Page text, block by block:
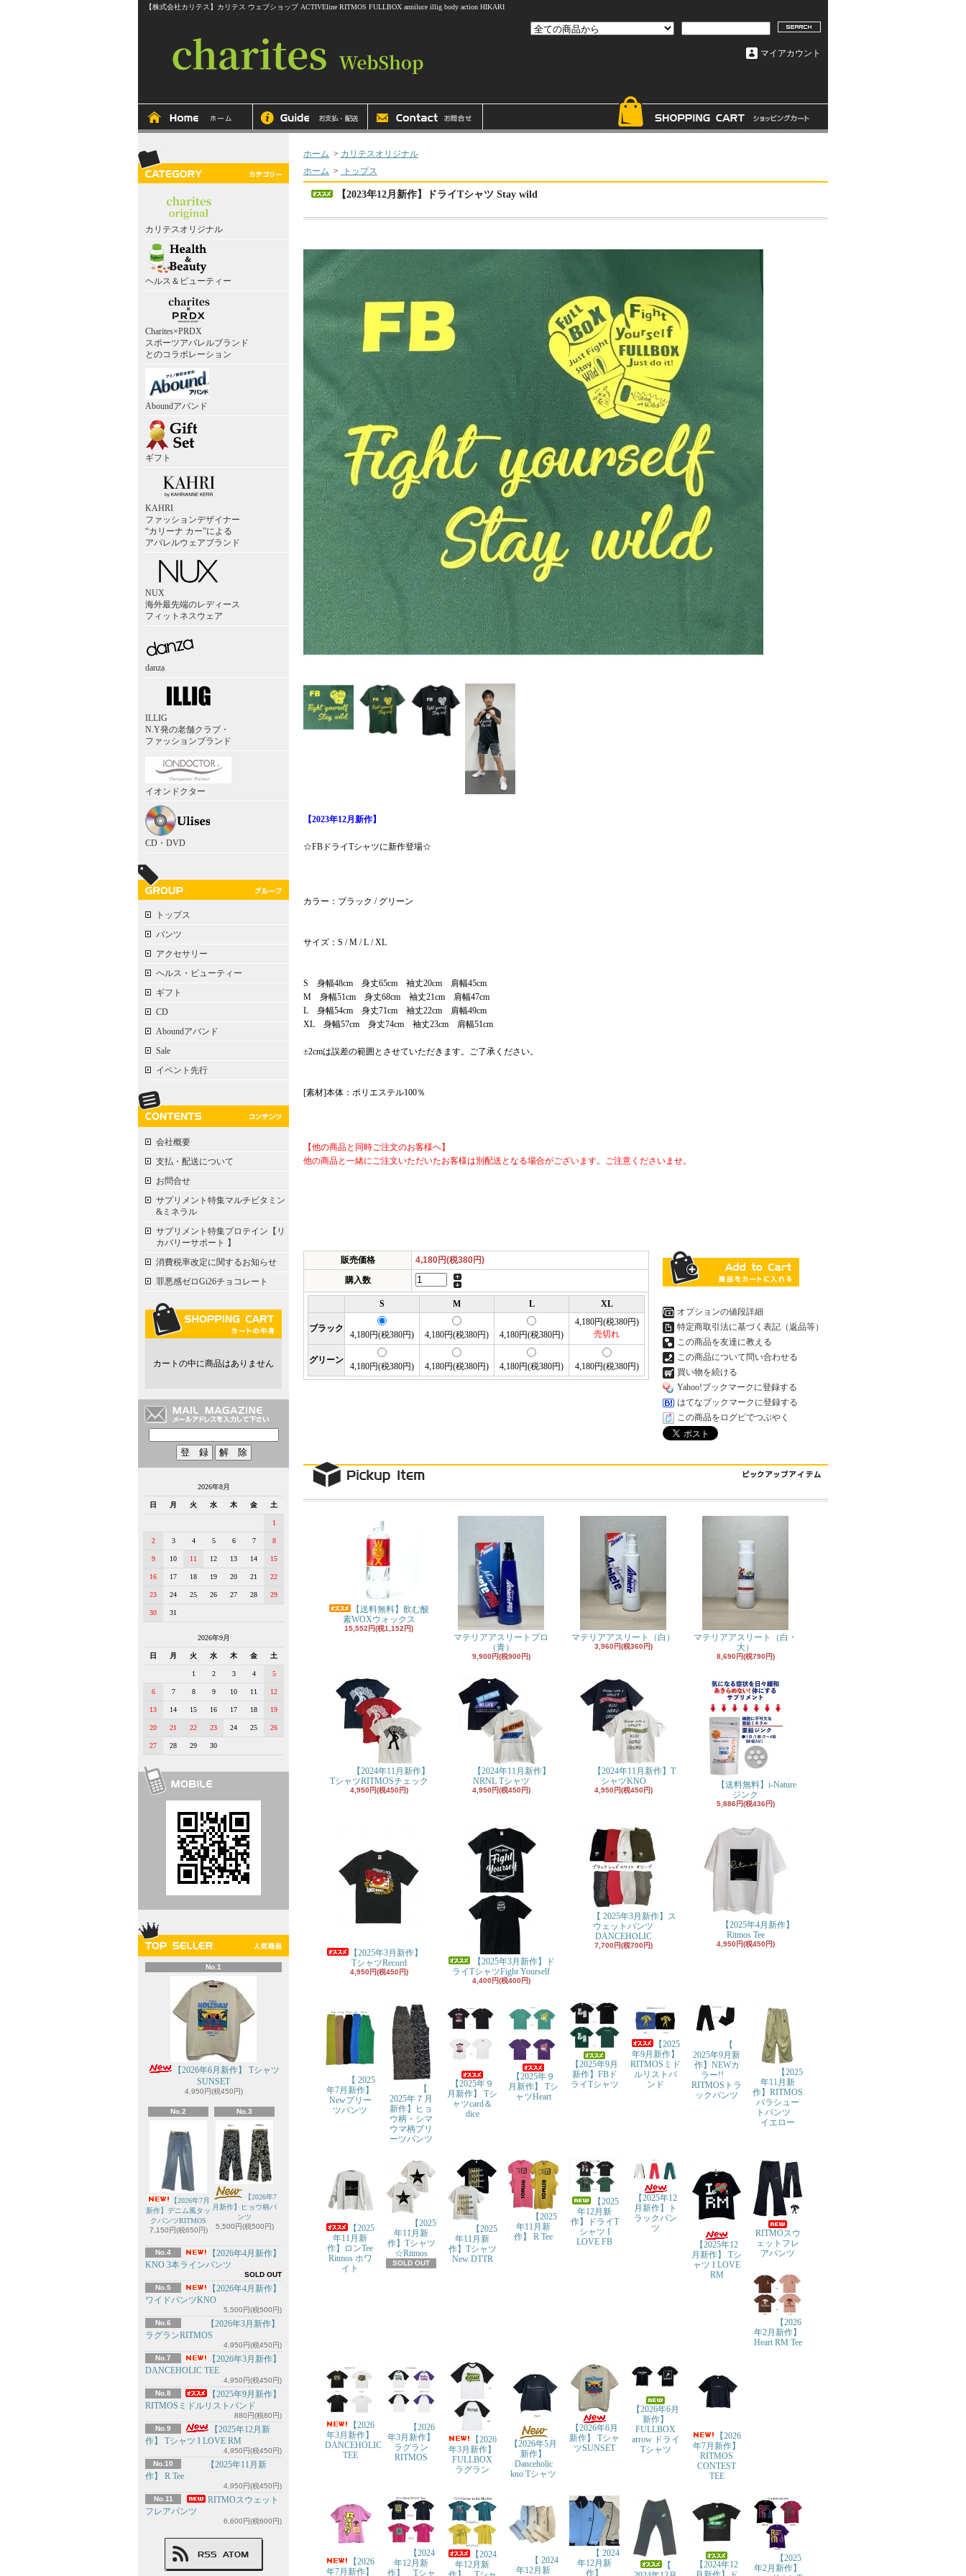
【株式会社カリテス】カリテス ウェブショップ ACTIVEline RITMOS FULLBOX anniluce illig body action HIKARI
マイアカウント
カリテスオリジナル
ヘルス＆ビューティー
Charites×PRDX
スポーツアパレルブランド
とのコラボレーション
Aboundアバンド
ギフト
KAHRI
ファッションデザイナー
“カリーナ カー”による
アパレルウェアブランド
NUX
海外最先端のレディース
フィットネスウェア
danza
ILLIG
N.Y発の老舗クラブ・
ファッションブランド
イオンドクター
CD・DVD
トップス
パンツ
アクセサリー
ヘルス・ビューティー
ギフト
CD
Aboundアバンド
Sale
イベント先行
会社概要
支払・配送について
お問合せ
サプリメント特集マルチビタミン
&ミネラル
サプリメント特集プロテイン【リ
カバリーサポート 】
消費税率改定に関するお知らせ
罪悪感ゼロGi26チョコレート
カートの中に商品はありません
2026年8月
日 月 火 水 木 金 土
1
2 3 4 5 6 7 8
9 10 11 12 13 14 15
16 17 18 19 20 21 22
23 24 25 26 27 28 29
30 31
2026年9月
日 月 火 水 木 金 土
1 2 3 4 5
6 7 8 9 10 11 12
13 14 15 16 17 18 19
20 21 22 23 24 25 26
27 28 29 30
No.1
【2026年6月新作】 Tシャツ
SUNSET
4,950円(税450円)
No.2
【2026年7月
新作】デニム風タッ
クパンツRITMOS
7,150円(税650円)
No.3
【2026年7
月新作】ヒョウ柄パ
ンツ
5,500円(税500円)
No.4
【2026年4月新作】
KNO 3本ラインパンツ
SOLD OUT
No.5
【2026年4月新作】
ワイドパンツKNO
5,500円(税500円)
No.6
【2026年3月新作】
ラグランRITMOS
4,950円(税450円)
No.7
【2026年3月新作】
DANCEHOLIC TEE
4,950円(税450円)
No.8
【2025年9月新作】
RITMOSミドルリストバンド
880円(税80円)
No.9
【2025年12月新
作】 Tシャツ I LOVE RM
4,950円(税450円)
No.10
【2025年11月新
作】 R Tee
4,950円(税450円)
No.11
RITMOスウェット
フレアパンツ
6,600円(税600円)
ホーム > カリテスオリジナル
ホーム > トップス
【2023年12月新作】ドライTシャツ Stay wild
【2023年12月新作】
☆FBドライTシャツに新作登場☆
カラー：ブラック / グリーン
サイズ：S / M / L / XL
S 身幅48cm 身丈65cm 袖丈20cm 肩幅45cm
M 身幅51cm 身丈68cm 袖丈21cm 肩幅47cm
L 身幅54cm 身丈71cm 袖丈22cm 肩幅49cm
XL 身幅57cm 身丈74cm 袖丈23cm 肩幅51cm
±2cmは誤差の範囲とさせていただきます。ご了承ください。
[素材]本体：ポリエステル100％
【他の商品と同時ご注文のお客様へ】
他の商品と一緒にご注文いただいたお客様は別配送となる場合がございます。ご注意くださいませ。
販売価格
4,180円(税380円)
購入数
S M L XL
ブラック
4,180円(税380円) 4,180円(税380円) 4,180円(税380円)
4,180円(税380円)
売切れ
グリーン
4,180円(税380円) 4,180円(税380円) 4,180円(税380円) 4,180円(税380円)
オプションの値段詳細
特定商取引法に基づく表記（返品等）
この商品を友達に教える
この商品について問い合わせる
買い物を続ける
Yahoo!ブックマークに登録する
はてなブックマークに登録する
この商品をログピでつぶやく
【送料無料】飲む酸
素WOXウォックス
15,552円(税1,152円)
マテリアアスリートプロ
（青）
9,900円(税900円)
マテリアアスリート（白）
3,960円(税360円)
マテリアアスリート（白・
大）
8,690円(税790円)
【2024年11月新作】
TシャツRITMOSチェック
4,950円(税450円)
【2024年11月新作】
NRNL Tシャツ
4,950円(税450円)
【2024年11月新作】T
シャツKNO
4,950円(税450円)
【送料無料】i-Nature
ジンク
5,886円(税436円)
【2025年3月新作】
TシャツRecord
4,950円(税450円)
【2025年3月新作】ド
ライTシャツFight Yourself
4,400円(税400円)
【 2025年3月新作】ス
ウェットパンツ
DANCEHOLIC
7,700円(税700円)
【2025年4月新作】
Ritmos Tee
4,950円(税450円)
【 2025
年7月新作】
Newプリー
ツパンツ
【
2025年７月
新作】ヒョ
ウ柄・シマ
ウマ柄プリ
ーツパンツ
【2025年９
月新作】 Tシ
ャツcard＆
dice
【2025年９
月新作】 Tシ
ャツHeart
【2025年9月
新作】FBド
ライTシャツ
【2025
年9月新作】
RITMOSミド
ルリストバ
ンド
【
2025年9月新
作】NEWカ
ラー!!
RITMOSトラ
ックパンツ
【2025
年11月新
作】RITMOS
パラシュー
トパンツ
イエロー
【2025
年11月新
作】ロンTee
Ritmos ホワ
イト
【2025
年11月新
作】Tシャツ
☆Ritmos
SOLD OUT
【2025
年11月新
作】Tシャツ
New DTTR
【2025
年11月新
作】 R Tee
【2025
年12月新
作】ドライT
シャツ I
LOVE FB
【2025年12
月新作】ト
ラックパン
ツ
【2025年12
月新作】 Tシ
ャツ I LOVE
RM
RITMOスウ
ェットフレ
アパンツ
【2026
年2月新作】
Heart RM Tee
【2026
年3月新作】
DANCEHOLIC
TEE
【2026
年3月新作】
ラグラン
RITMOS
【2026
年3月新作】
FULLBOX
ラグラン
【2026年5月
新作】
Danceholic
kno Tシャツ
【2026年6月
新作】 Tシャ
ツSUNSET
【2026年6月
新作】
FULLBOX
arrow ドライ
Tシャツ
【2026
年7月新作】
RITMOS
CONTEST
TEE
【2026
年7月新作】
【2024
年12月新
作】 Tシャ
【2024
年12月新
【 2024
年12月新
【 2024
年12月新
作】
【
【2024年12
【2025
年2月新作】